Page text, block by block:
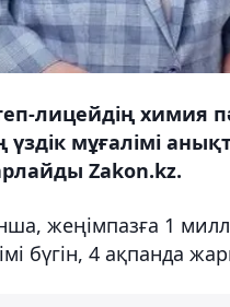
лицейдің химия
мұғалімі
Zakon.kz.
жеңімпазға 1
бүгін, 4 ақпанда